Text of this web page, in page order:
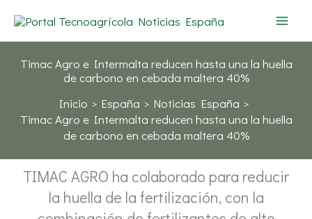
contenido
Timac Agro e Intermalta reducen hasta una la huella
de carbono en cebada maltera 40%
Inicio
España
Noticias España
Timac Agro e Intermalta reducen hasta una la huella
de carbono en cebada maltera 40%
TIMAC AGRO ha colaborado para reducir
la huella de la fertilización, con la